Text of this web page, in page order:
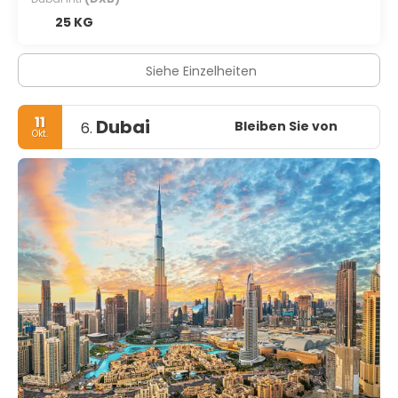
25 KG
Siehe Einzelheiten
11
Okt. 6. Dubai Bleiben Sie von